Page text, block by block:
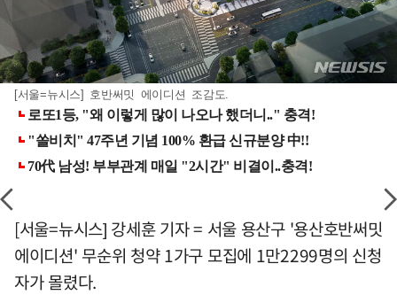
[서울=뉴시스] 호반써밋 에이디션 조감도.
[서울=뉴시스] 강세훈 기자 = 서울 용산구 '용산호반써밋
에이디션' 무순위 청약 1가구 모집에 1만2299명의 신청
자가 몰렸다.